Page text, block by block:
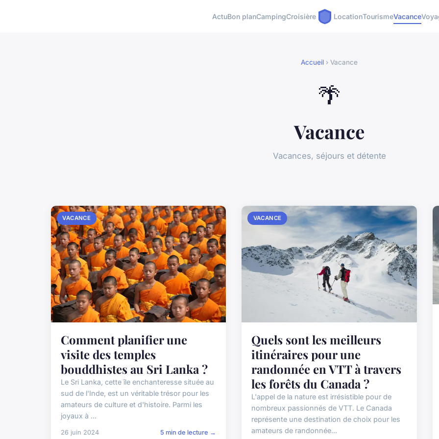
ActuBon planCampingCroisière LocationTourismeVacance
Accueil › Vacance
🌴
Vacance
Vacances, séjours et détente
VACANCE
Comment planifier une
visite des temples
bouddhistes au Sri Lanka ?
Le Sri Lanka, cette île enchanteresse située au
sud de l'Inde, est un véritable trésor pour les
amateurs de culture et d'histoire. Parmi les
joyaux à ...
26 juin 2024 5 min de lecture →
VACANCE
Quels sont les meilleurs
itinéraires pour une
randonnée en VTT à travers
les forêts du Canada ?
L'appel de la nature est irrésistible pour de
nombreux passionnés de VTT. Le Canada
représente une destination de choix pour les
amateurs de randonnée...